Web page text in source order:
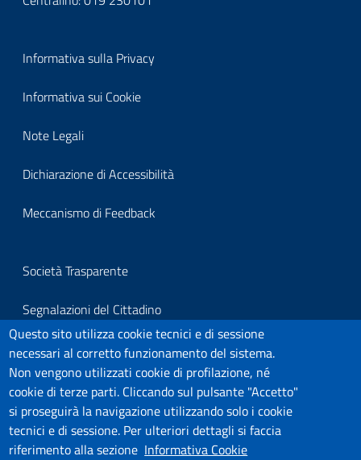
Block
it-
block-
footerprivacy
Informativa sulla Privacy
Informativa sui Cookie
Note Legali
Dichiarazione di Accessibilità
Meccanismo di Feedback
Block
it-
block-
footersegnalazioni
Società Trasparente
Segnalazioni del Cittadino
Per segnalazioni all'Organo Di Vigilanza
Link Utili
Covid-19
Questo sito utilizza cookie tecnici e di sessione
necessari al corretto funzionamento del sistema.
Non vengono utilizzati cookie di profilazione, né
cookie di terze parti. Cliccando sul pulsante "Accetto"
si proseguirà la navigazione utilizzando solo i cookie
tecnici e di sessione. Per ulteriori dettagli si faccia
riferimento alla sezione Informativa Cookie